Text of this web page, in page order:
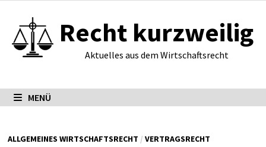
Inhalt
springen
Recht kurzweilig
Aktuelles aus dem Wirtschaftsrecht
MENÜ
ALLGEMEINES WIRTSCHAFTSRECHT / VERTRAGSRECHT